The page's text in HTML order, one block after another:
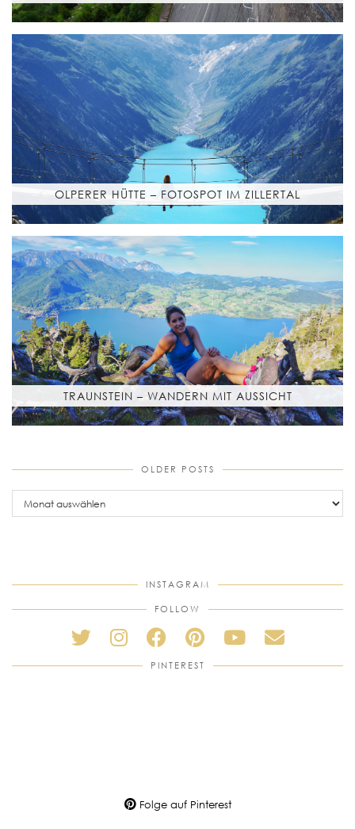
OLPERER HÜTTE – FOTOSPOT IM ZILLERTAL
TRAUNSTEIN – WANDERN MIT AUSSICHT
OLDER POSTS
older
posts
INSTAGRAM
FOLLOW
PINTEREST
Folge auf Pinterest